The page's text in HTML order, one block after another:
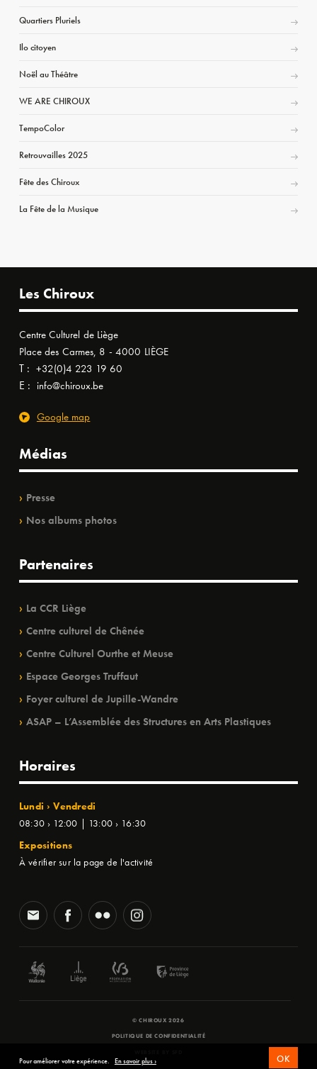
Quartiers Pluriels
Ilo citoyen
Noël au Théâtre
WE ARE CHIROUX
TempoColor
Retrouvailles 2025
Fête des Chiroux
La Fête de la Musique
Les Chiroux
Centre Culturel de Liège
Place des Carmes, 8 - 4000 LIÈGE
T : +32(0)4 223 19 60
E : info@chiroux.be
Google map
Médias
Presse
Nos albums photos
Partenaires
La CCR Liège
Centre culturel de Chênée
Centre Culturel Ourthe et Meuse
Espace Georges Truffaut
Foyer culturel de Jupille-Wandre
ASAP – L’Assemblée des Structures en Arts Plastiques
Horaires
Lundi › Vendredi
08:30 › 12:00 | 13:00 › 16:30
Expositions
À vérifier sur la page de l'activité
© CHIROUX 2026
POLITIQUE DE CONFIDENTIALITÉ
Pour améliorer votre expérience. En savoir plus › OK